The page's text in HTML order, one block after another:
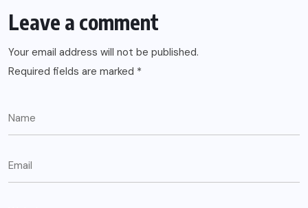
Leave a comment
Your email address will not be published.
Required fields are marked *